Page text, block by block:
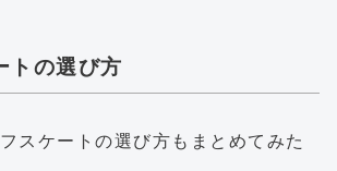
トの選び方
スケートの選び方もまとめてみた